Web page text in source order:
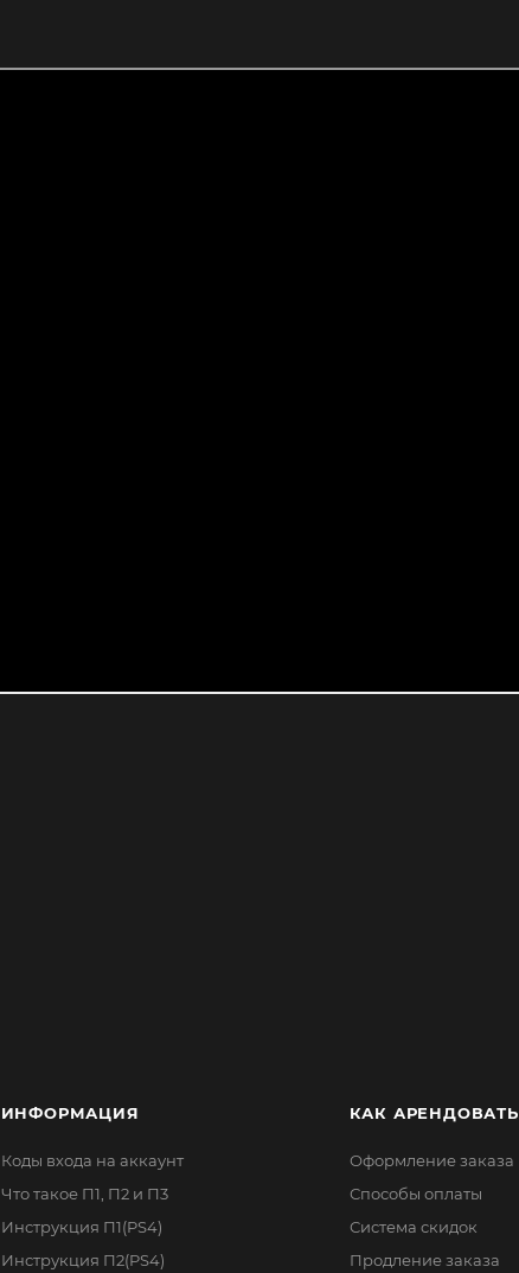
ИНФОРМАЦИЯ
Коды входа на аккаунт
Что такое П1, П2 и П3
Инструкция П1(PS4)
Инструкция П2(PS4)
КАК АРЕНДОВАТЬ
Оформление заказа
Способы оплаты
Система скидок
Продление заказа